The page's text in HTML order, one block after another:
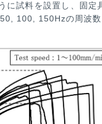
に試料を設置し、固定
100, 150Hzの周波